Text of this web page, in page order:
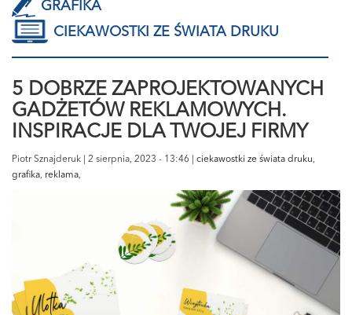
GRAFIKA
CIEKAWOSTKI ZE ŚWIATA DRUKU
5 DOBRZE ZAPROJEKTOWANYCH
GADŻETÓW REKLAMOWYCH.
INSPIRACJE DLA TWOJEJ FIRMY
Piotr Sznajderuk | 2 sierpnia, 2023 - 13:46 | ciekawostki ze świata druku,
grafika, reklama,